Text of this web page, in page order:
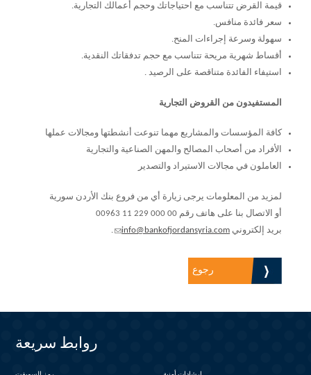
قيمة القرض تتناسب مع احتياجاتك وحجم أعمالك التجارية.
سعر فائدة منافس.
سهولة وسرعة إجراءات المنح.
أقساط شهرية مريحة تتناسب مع حجم تدفقاتك النقدية.
استيفاء الفائدة متناقصة على الرصيد .
المستفيدون من القروض التجارية
كافة المؤسسات والمشاريع مهما تنوعت أنشطتها ومجالات عملها
الأفراد من أصحاب المصالح والمهن الصناعية والتجارية
العاملون في مجالات الاستيراد والتصدير
لمزيد من المعلومات يرجى زيارة أي من فروع بنك الأردن سورية
أو الاتصال بنا على هاتف رقم 00963 11 229 000 00
بريد إلكتروني info@bankofjordansyria.com
(link sends e-mail).
رجوع
روابط سريعة